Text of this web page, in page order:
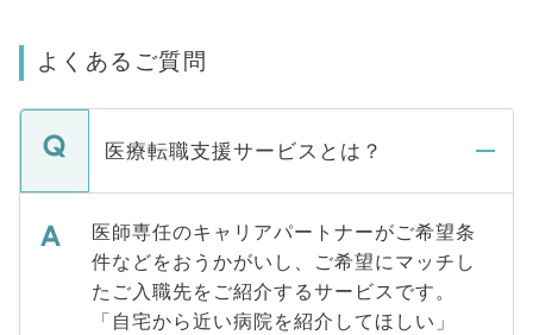
よくあるご質問
医療転職支援サービスとは？
医師専任のキャリアパートナーがご希望条
件などをおうかがいし、ご希望にマッチし
たご入職先をご紹介するサービスです。
「自宅から近い病院を紹介してほしい」